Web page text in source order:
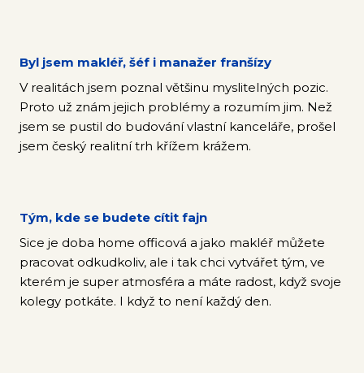
Byl jsem makléř, šéf i manažer franšízy
V realitách jsem poznal většinu myslitelných pozic.
Proto už znám jejich problémy a rozumím jim. Než
jsem se pustil do budování vlastní kanceláře, prošel
jsem český realitní trh křížem krážem.
Tým, kde se budete cítit fajn
Sice je doba home officová a jako makléř můžete
pracovat odkudkoliv, ale i tak chci vytvářet tým, ve
kterém je super atmosféra a máte radost, když svoje
kolegy potkáte. I když to není každý den.